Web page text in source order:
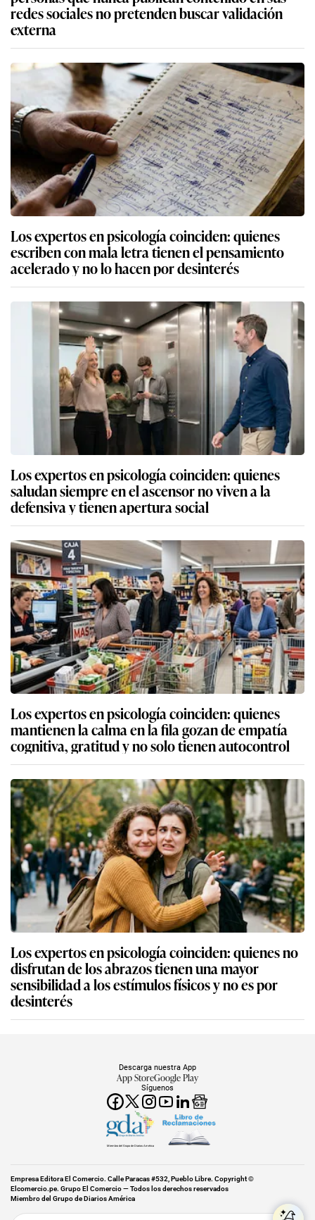
redes sociales no pretenden buscar validación
externa
Los expertos en psicología coinciden: quienes
escriben con mala letra tienen el pensamiento
acelerado y no lo hacen por desinterés
Los expertos en psicología coinciden: quienes
saludan siempre en el ascensor no viven a la
defensiva y tienen apertura social
Los expertos en psicología coinciden: quienes
mantienen la calma en la fila gozan de empatía
cognitiva, gratitud y no solo tienen autocontrol
Los expertos en psicología coinciden: quienes no
disfrutan de los abrazos tienen una mayor
sensibilidad a los estímulos físicos y no es por
desinterés
Síguenos
Descarga nuestra App
App StoreGoogle Play
Miembro del Grupo de Diarios América
Empresa Editora El Comercio. Calle Paracas #532, Pueblo Libre. Copyright ©
Elcomercio.pe. Grupo El Comercio — Todos los derechos reservados
Miembro del Grupo de Diarios América